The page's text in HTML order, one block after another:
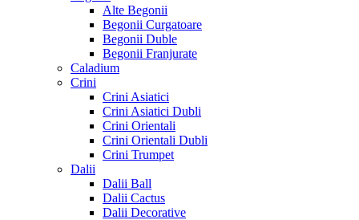
Alte Begonii
Begonii Curgatoare
Begonii Duble
Begonii Franjurate
Caladium
Crini
Crini Asiatici
Crini Asiatici Dubli
Crini Orientali
Crini Orientali Dubli
Crini Trumpet
Dalii
Dalii Ball
Dalii Cactus
Dalii Decorative